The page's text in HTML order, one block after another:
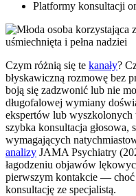
Platformy konsultacji
Czym różnią się te kanały?
błyskawiczną rozmowę bez
boją się zadzwonić lub nie
długofalowej wymiany
ekspertów lub
szybka konsultacja głosowa,
wymagających
analizy JAMA Psychiatry
łagodzeniu objawów
pierwszym kontakcie — choć
konsultację ze specjalistą.